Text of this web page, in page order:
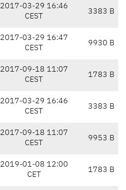
2017-03-29 16:46
CEST
3383 B
2017-03-29 16:47
CEST
9930 B
2017-09-18 11:07
CEST
1783 B
2017-03-29 16:46
CEST
3383 B
2017-09-18 11:07
CEST
9953 B
2019-01-08 12:00
CET
1783 B